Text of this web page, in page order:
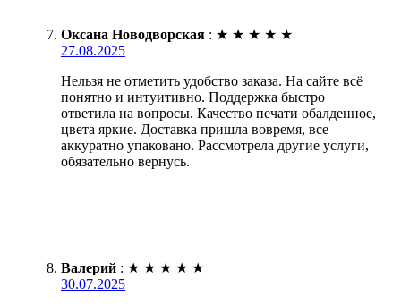
Оксана Новодворская : ★ ★ ★ ★ ★
27.08.2025
Нельзя не отметить удобство заказа. На сайте всё
понятно и интуитивно. Поддержка быстро
ответила на вопросы. Качество печати обалденное,
цвета яркие. Доставка пришла вовремя, все
аккуратно упаковано. Рассмотрела другие услуги,
обязательно вернусь.
Валерий : ★ ★ ★ ★ ★
30.07.2025